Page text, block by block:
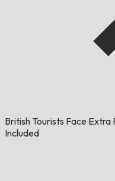
British Tourists Face
Included